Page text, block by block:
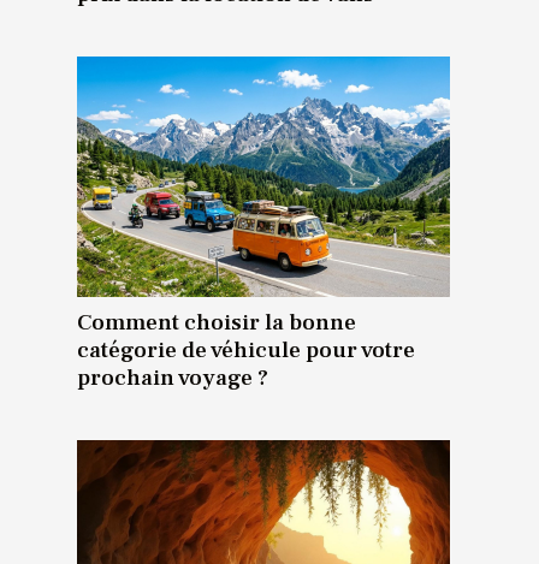
Comment choisir la bonne
catégorie de véhicule pour votre
prochain voyage ?